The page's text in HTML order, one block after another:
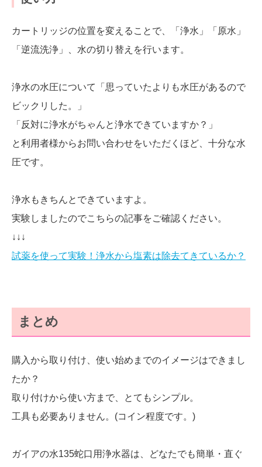
カートリッジの位置を変えることで、「浄水」「原水」
「逆流洗浄」、水の切り替えを行います。
浄水の水圧について「思っていたよりも水圧があるので
ビックリした。」
「反対に浄水がちゃんと浄水できていますか？」
と利用者様からお問い合わせをいただくほど、十分な水
圧です。
浄水もきちんとできていますよ。
実験しましたのでこちらの記事をご確認ください。
↓↓↓
試薬を使って実験！浄水から塩素は除去てきているか？
まとめ
購入から取り付け、使い始めまでのイメージはできまし
たか？
取り付けから使い方まで、とてもシンプル。
工具も必要ありません。(コイン程度です。)
ガイアの水135蛇口用浄水器は、どなたでも簡単・直ぐ